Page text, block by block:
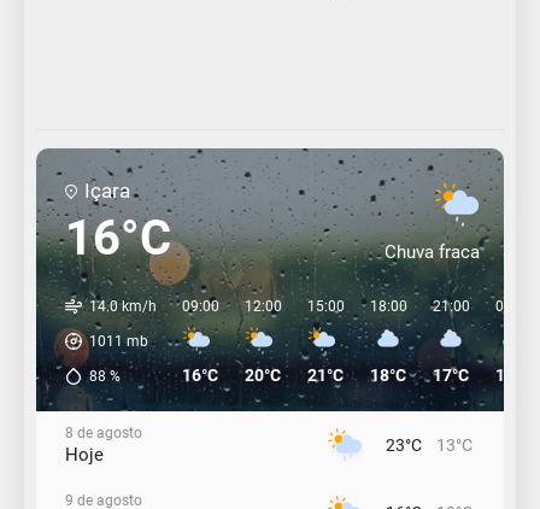
Içara
16°C Chuva fraca
14.0 km/h
1011 mb
88%
09:00
16°C
12:00
20°C
15:00
21°C
18:00
18°C
21:00
17°C
00:00
16°C
8 de agosto
Hoje 23°C 13°C
9 de agosto